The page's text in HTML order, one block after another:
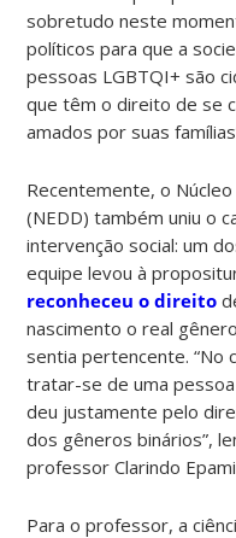
sobretudo neste
políticos para que a
pessoas LGBTQI+ são
que têm o direito de se
amados por suas
Recentemente, o
(NEDD) também uniu o
intervenção social: um
equipe levou à
reconheceu o direito
nascimento o real
sentia pertencente. “No
tratar-se de uma
deu justamente pelo
dos gêneros binários”,
professor Clarindo
Para o professor, a